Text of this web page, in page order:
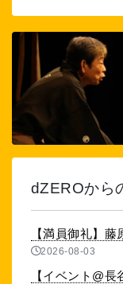
dZEROから
【満員御礼】
2026-08-03
【イベント@